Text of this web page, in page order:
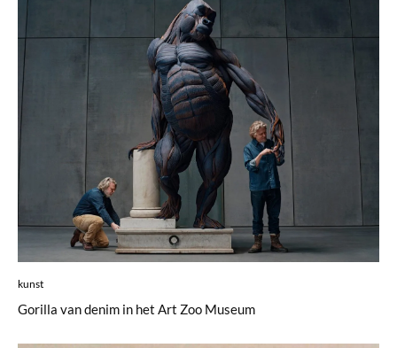
kunst
Gorilla van denim in het Art Zoo Museum